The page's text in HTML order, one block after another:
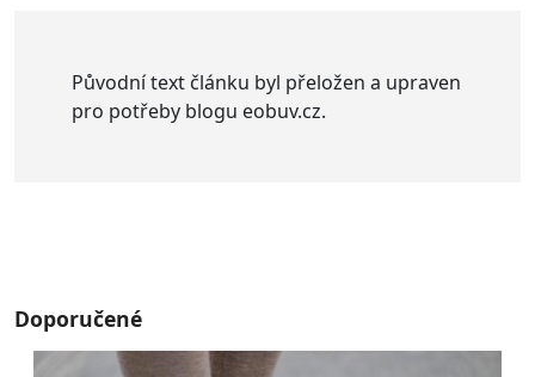
Původní text článku byl přeložen a upraven
pro potřeby blogu eobuv.cz.
Doporučené